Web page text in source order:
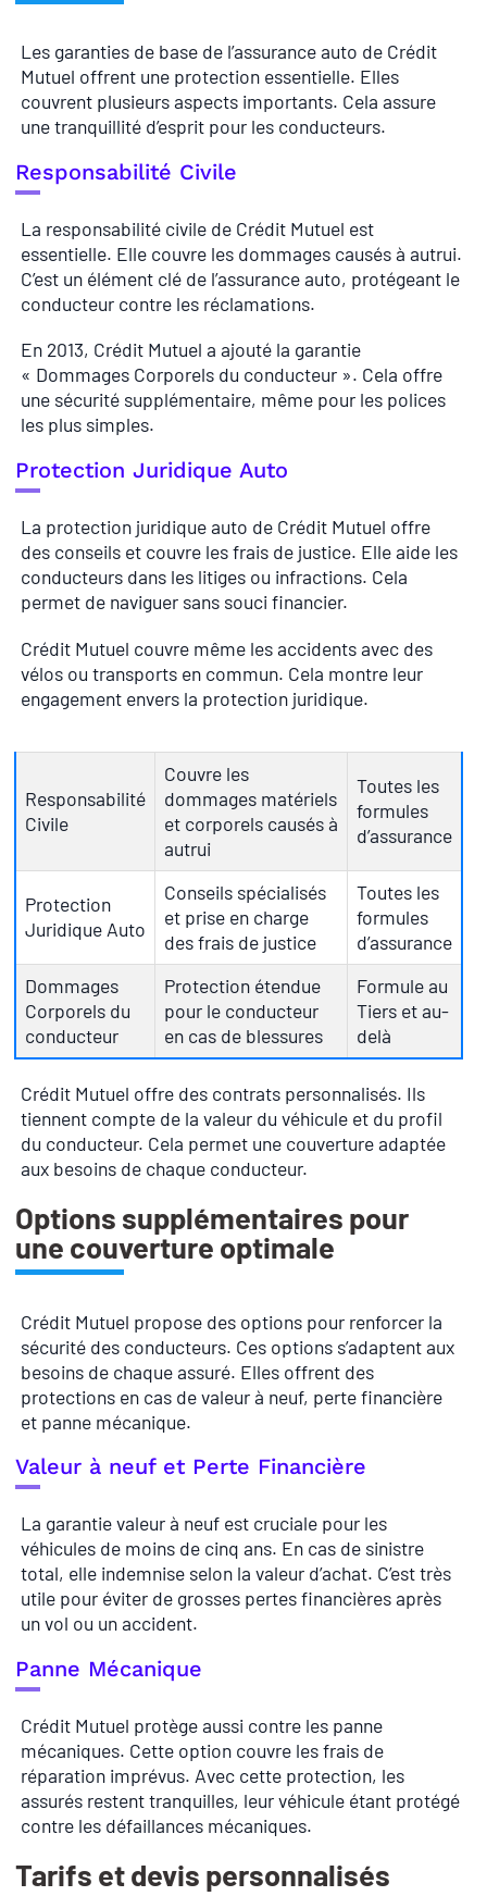
Les garanties de base de l’assurance auto de Crédit
Mutuel offrent une protection essentielle. Elles
couvrent plusieurs aspects importants. Cela assure
une tranquillité d’esprit pour les conducteurs.
Responsabilité Civile
La responsabilité civile de Crédit Mutuel est
essentielle. Elle couvre les dommages causés à autrui.
C’est un élément clé de l’assurance auto, protégeant le
conducteur contre les réclamations.
En 2013, Crédit Mutuel a ajouté la garantie
« Dommages Corporels du conducteur ». Cela offre
une sécurité supplémentaire, même pour les polices
les plus simples.
Protection Juridique Auto
La protection juridique auto de Crédit Mutuel offre
des conseils et couvre les frais de justice. Elle aide les
conducteurs dans les litiges ou infractions. Cela
permet de naviguer sans souci financier.
Crédit Mutuel couvre même les accidents avec des
vélos ou transports en commun. Cela montre leur
engagement envers la protection juridique.
Responsabilité
Civile
Couvre les
dommages matériels
et corporels causés à
autrui
Toutes les
formules
d’assurance
Protection
Juridique Auto
Conseils spécialisés
et prise en charge
des frais de justice
Toutes les
formules
d’assurance
Dommages
Corporels du
conducteur
Protection étendue
pour le conducteur
en cas de blessures
Formule au
Tiers et au-
delà
Crédit Mutuel offre des contrats personnalisés. Ils
tiennent compte de la valeur du véhicule et du profil
du conducteur. Cela permet une couverture adaptée
aux besoins de chaque conducteur.
Options supplémentaires pour
une couverture optimale
Crédit Mutuel propose des options pour renforcer la
sécurité des conducteurs. Ces options s’adaptent aux
besoins de chaque assuré. Elles offrent des
protections en cas de valeur à neuf, perte financière
et panne mécanique.
Valeur à neuf et Perte Financière
La garantie valeur à neuf est cruciale pour les
véhicules de moins de cinq ans. En cas de sinistre
total, elle indemnise selon la valeur d’achat. C’est très
utile pour éviter de grosses pertes financières après
un vol ou un accident.
Panne Mécanique
Crédit Mutuel protège aussi contre les panne
mécaniques. Cette option couvre les frais de
réparation imprévus. Avec cette protection, les
assurés restent tranquilles, leur véhicule étant protégé
contre les défaillances mécaniques.
Tarifs et devis personnalisés